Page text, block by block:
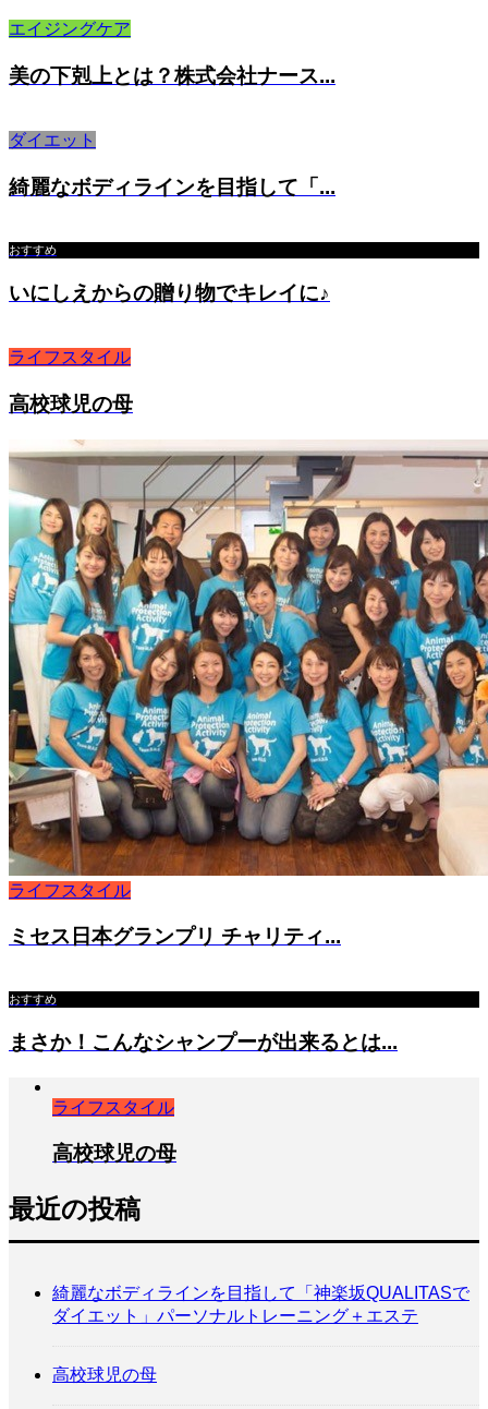
エイジングケア
美の下剋上とは？株式会社ナース...
ダイエット
綺麗なボディラインを目指して「...
おすすめ
いにしえからの贈り物でキレイに♪
ライフスタイル
高校球児の母
ライフスタイル
ミセス日本グランプリ チャリティ...
おすすめ
まさか！こんなシャンプーが出来るとは...
ライフスタイル
高校球児の母
最近の投稿
綺麗なボディラインを目指して「神楽坂QUALITASで
ダイエット」パーソナルトレーニング＋エステ
高校球児の母